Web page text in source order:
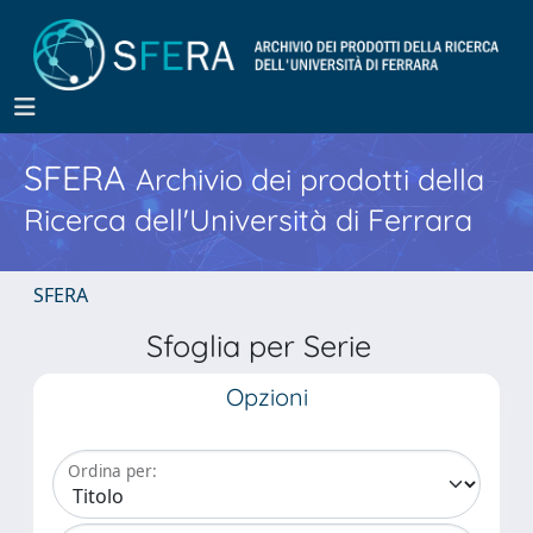
SFERA Archivio dei prodotti della
Ricerca dell'Università di Ferrara
SFERA
Sfoglia per Serie
Opzioni
Ordina per: